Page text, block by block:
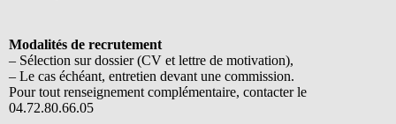
Modalités de recrutement
– Sélection sur dossier (CV et lettre de motivation),
– Le cas échéant, entretien devant une commission.
Pour tout renseignement complémentaire, contacter le
04.72.80.66.05